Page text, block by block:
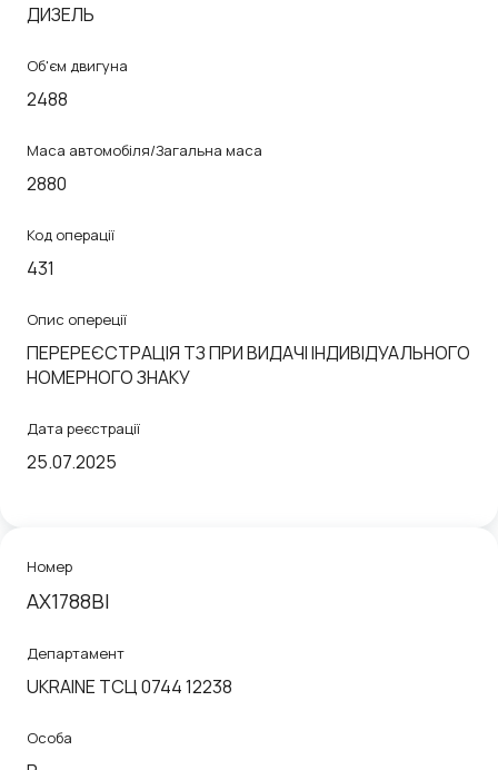
ДИЗЕЛЬ
Об'єм двигуна
2488
Маса автомобіля/Загальна маса
2880
Код операції
431
Опис опереції
ПЕРЕРЕЄСТРАЦІЯ ТЗ ПРИ ВИДАЧІ ІНДИВІДУАЛЬНОГО
НОМЕРНОГО ЗНАКУ
Дата реєстрації
25.07.2025
Номер
АХ1788ВІ
Департамент
UKRAINE ТСЦ 0744 12238
Особа